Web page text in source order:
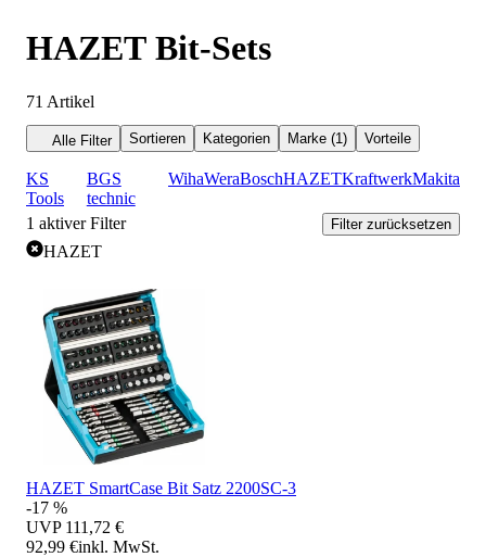
HAZET Bit-Sets
71 Artikel
Alle Filter Sortieren Kategorien Marke (1) Vorteile
KS
Tools
BGS
technic
WihaWeraBoschHAZETKraftwerkMakita
1 aktiver Filter Filter zurücksetzen
HAZET
HAZET SmartCase Bit Satz 2200SC-3
-17 %
UVP 111,72 €
92,99 €inkl. MwSt.